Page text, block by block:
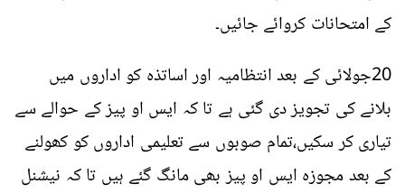
کے امتحانات کروائے جائیں۔
20جولائی کے بعد انتظامیہ اور اساتذہ کو اداروں میں
بلانے کی تجویز دی گئی ہے تا کہ ایس او پیز کے حوالے سے
تیاری کر سکیں،تمام صوبوں سے تعلیمی اداروں کو کھولنے
کے بعد مجوزہ ایس او پیز بھی مانگ گئے ہیں تا کہ نیشنل